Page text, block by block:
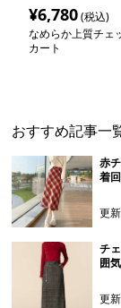
¥6,780(税込)
なめらか上質チェ
カート
おすすめ記事一
赤
着
更
チ
囲
更